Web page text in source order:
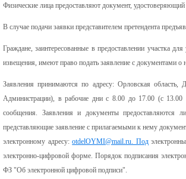
Физические лица предоставляют документ,
В случае подачи заявки представителем претендента
Граждане, заинтересованные в предоставлении участка
извещения, имеют право подать заявление с документами о
Заявления принимаются по адресу: Орловская
Администрации), в рабочие дни с 8.00 до 17.00 (с 13.00
сообщения. Заявления и документы предоставляются
представляющие заявление с прилагаемыми к нему
электронному адресу:otdelOYMI@mail.ru. Под
электронно-цифровой форме. Порядок подписания
ФЗ "Об электронной цифровой подписи".